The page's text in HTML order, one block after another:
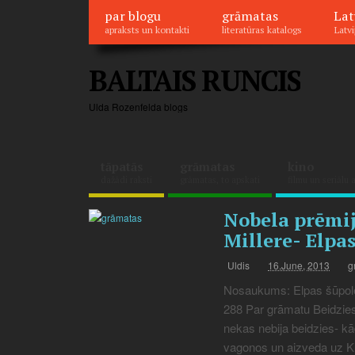
par blogu
apraksts un kontakti
grāmatas
literatūras katalogs
BALTAIS RUNCIS
Ulda Rozenfelda blogs
Nobela
Millere-
Uldis 16.June, 2013
Nosaukums: Elpas
288 Par grāmatu
nekas nebija beidzies-
vagonos un aizveda uz